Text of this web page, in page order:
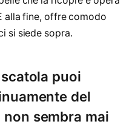
alla fine, offre comodo
si siede sopra.
puoi
del
sembra mai